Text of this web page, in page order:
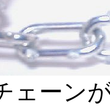
ェーン